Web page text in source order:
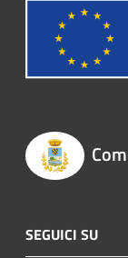
SEGUICI SU